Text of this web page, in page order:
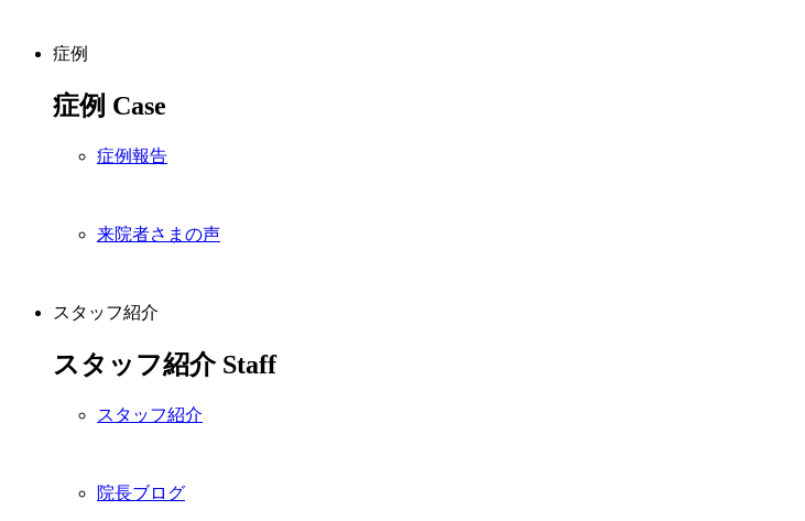
症例
症例 Case
症例報告
来院者さまの声
スタッフ紹介
スタッフ紹介 Staff
スタッフ紹介
院長ブログ